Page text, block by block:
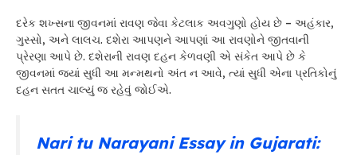
દરેક શખ્સના જીવનમાં રાવણ જેવા કેટલાક અવગુણો હોય છે – અહંકાર,
ગુસ્સો, અને લાલચ. દશેરા આપણને આપણાં આ રાવણોને જીતવાની
પ્રેરણા આપે છે. દશેરાની રાવણ દહન કેળવણી એ સંકેત આપે છે કે
જીવનમાં જ્યાં સુધી આ મન્મથનો અંત ન આવે, ત્યાં સુધી એના પ્રતિકોનું
દહન સતત ચાલ્યું જ રહેવું જોઈએ.
Nari tu Narayani Essay in Gujarati: